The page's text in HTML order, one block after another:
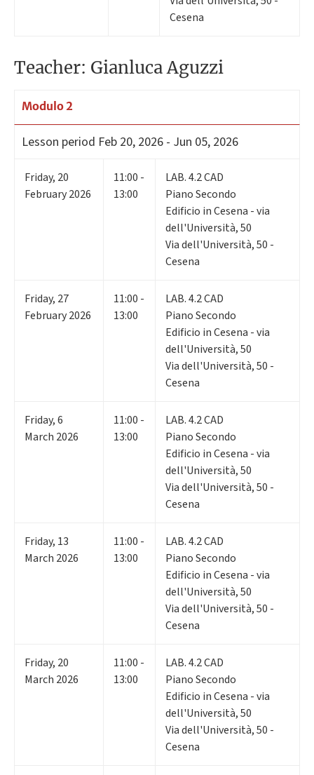
Cesena
Teacher: Gianluca Aguzzi
Modulo 2
Lesson period Feb 20, 2026 - Jun 05, 2026
Friday, 20
February 2026
11:00 -
13:00
LAB. 4.2 CAD
Piano Secondo
Edificio in Cesena - via
dell'Università, 50
Via dell'Università, 50 -
Cesena
Friday, 27
February 2026
11:00 -
13:00
LAB. 4.2 CAD
Piano Secondo
Edificio in Cesena - via
dell'Università, 50
Via dell'Università, 50 -
Cesena
Friday,6
March 2026
11:00 -
13:00
LAB. 4.2 CAD
Piano Secondo
Edificio in Cesena - via
dell'Università, 50
Via dell'Università, 50 -
Cesena
Friday, 13
March 2026
11:00 -
13:00
LAB. 4.2 CAD
Piano Secondo
Edificio in Cesena - via
dell'Università, 50
Via dell'Università, 50 -
Cesena
Friday, 20
March 2026
11:00 -
13:00
LAB. 4.2 CAD
Piano Secondo
Edificio in Cesena - via
dell'Università, 50
Via dell'Università, 50 -
Cesena